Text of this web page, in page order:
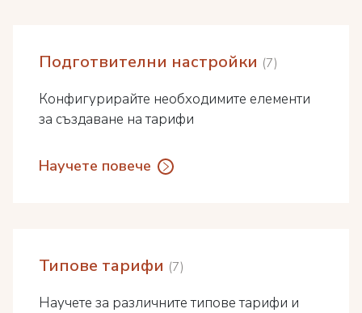
Подготвителни настройки 7
Конфигурирайте необходимите елементи
за създаване на тарифи
Научете повече
Типове тарифи 7
Научете за различните типове тарифи и